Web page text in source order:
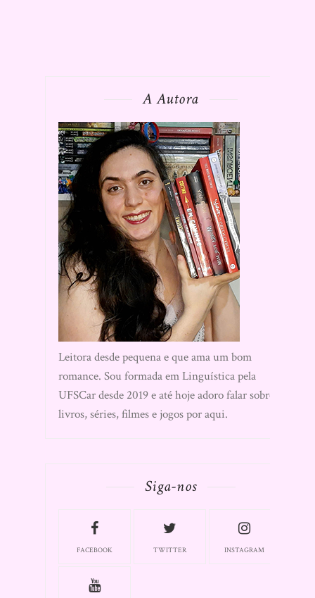
A Autora
Leitora desde pequena e que ama um bom
romance. Sou formada em Linguística pela
UFSCar desde 2019 e até hoje adoro falar sobre
livros, séries, filmes e jogos por aqui.
Siga-nos
FACEBOOK TWITTER INSTAGRAM